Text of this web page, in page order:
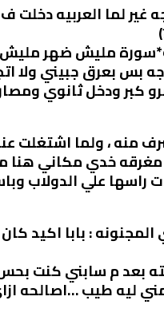
لما العربيه
مليش ضهر مليش
بعرق جبيني ولا
كبر ودخل ثانوي
منه ، ولما
مغرقه خدي مكاني
علي الدولاب
: بابا
بعد م سابني كنت
مني ليه طيب